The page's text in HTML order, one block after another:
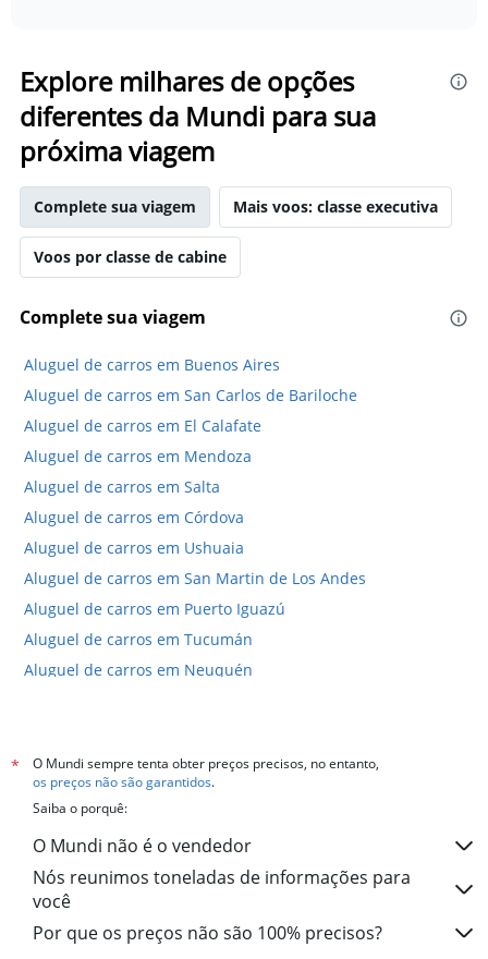
categories.
Range:
14
categories.
The
has
1
Y
axis
displaying
Range:
to
Explore milhares de opções
diferentes da Mundi para sua
próxima viagem
Complete sua viagem Mais voos: classe executiva
Voos por classe de cabine
Complete sua viagem
Aluguel de carros em Buenos Aires
Aluguel de carros em San Carlos de Bariloche
Aluguel de carros em El Calafate
Aluguel de carros em Mendoza
Aluguel de carros em Salta
Aluguel de carros em Córdova
Aluguel de carros em Ushuaia
Aluguel de carros em San Martin de Los Andes
Aluguel de carros em Puerto Iguazú
Aluguel de carros em Tucumán
Aluguel de carros em Neuquén
Hotéis em Puerto Iguazú
Hotéis em San Carlos de Bariloche
Hotéis em Mar del Plata
Hotéis em Córdova
Hotéis em Ushuaia
Hotéis em El Calafate
Hotéis em Mendoza
*
O Mundi sempre tenta obter preços precisos, no entanto,
os preços não são garantidos.
Saiba o porquê:
O Mundi não é o vendedor
Nós reunimos toneladas de informações para
você
Por que os preços não são 100% precisos?